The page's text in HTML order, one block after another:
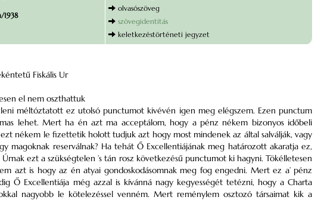
1938
olvasószöveg
szövegidentitás
keletkezéstörténeti jegyzet
Fiskális Ur
el nem oszthattuk
méltóztatott ez utolsó punctumot kivévén igen meg elégszem. Ezen punctum
lehet. Mert ha én azt ma acceptálom, hogy a pénz nékem bizonyos időbeli
nékem le fizettetik holott tudjuk azt hogy most mindenek az által salválják, vagy
magoknak reserválnak? Ha tehát Ő Excellentiájának meg határozott akaratja ez,
ezt a szükségtelen ’s tán rosz következésű punctumot ki hagyni. Tökélletesen
azt is hogy az én atyai gondoskodásomnak meg fog engedni. Mert ez a’ pénz
Ő Excellentiája még azzal is kívánná nagy kegyességét tetézni, hogy a Charta
nagyobb le kötelezéssel venném. Mert reménylem osztozó társaimat kik a